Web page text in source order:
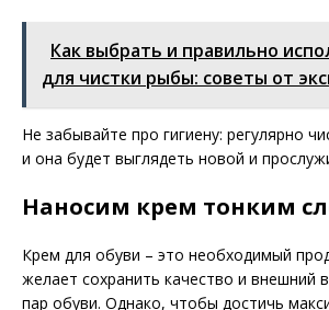
Как выбрать и правильно
для чистки рыбы: советы от
Не забывайте про гигиену: регулярно
и она будет выглядеть новой и
Наносим крем тонким
Крем для обуви – это необходимый
желает сохранить качество и внешний
пар обуви. Однако, чтобы достичь